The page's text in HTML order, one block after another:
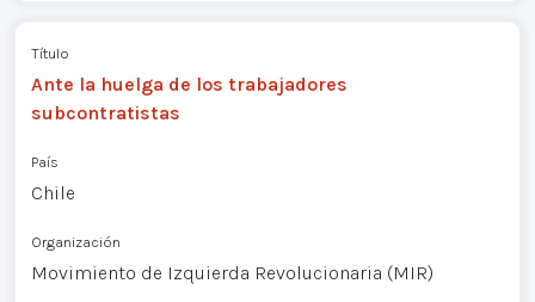
Título
Ante la huelga de los trabajadores
subcontratistas
País
Chile
Organización
Movimiento de Izquierda Revolucionaria (MIR)